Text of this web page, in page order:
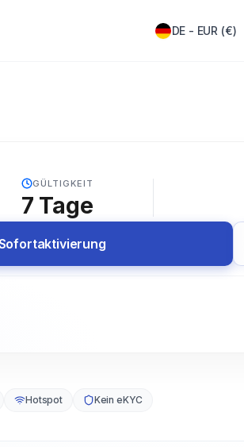
DE - EUR (€)
GÜLTIGKEIT
7 Tage
Hotspot Kein eKYC